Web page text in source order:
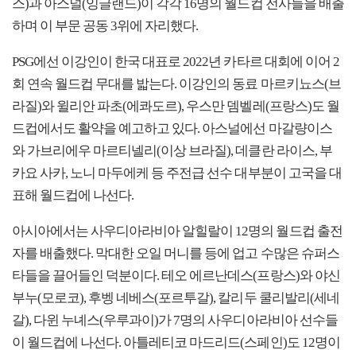
스)과 아스널(잉글랜드)이 각각 16명의 월드컵 전사들을 배출
하며 이 부문 공동 3위에 자리했다.
PSG에선 이강인이 한국 대표로 2022년 카타르 대회에 이어 2
회 연속 월드컵 무대를 밟는다. 이강인의 동료 마르키뇨스(브
라질)와 윌리안 파초(에콰도르), 우스만 뎀벨레(프랑스)도 월
드컵에서도 활약을 예고하고 있다. 아스널에선 마갈량이스
와 가브리에우 마르티넬리(이상 브라질), 데클란 라이스, 부
카요 사카, 노니 마두에케 등 주전급 선수 대부분이 고국을 대
표해 월드컵에 나선다.
아시아에서는 사우디아라비아 알힐랄이 12명의 월드컵 출전
자를 배출했다. 막대한 오일 머니를 등에 업고 수많은 슈퍼스
타들을 끌어들인 덕분이다. 테오 에르난데스(프랑스)와 야신
부누(모로코), 후벵 네베스(포르투갈), 칼리두 쿨리발리(세네
갈), 다윈 누녜스(우루과이)가 7명의 사우디아라비아 선수들
이 월드컵에 나선다. 아틀레티코 마드리드(스페인)도 12명이